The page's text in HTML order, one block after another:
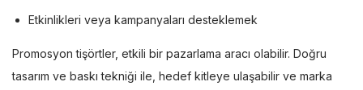
Etkinlikleri veya kampanyaları desteklemek
Promosyon tişörtler, etkili bir pazarlama aracı olabilir. Doğru
tasarım ve baskı tekniği ile, hedef kitleye ulaşabilir ve marka